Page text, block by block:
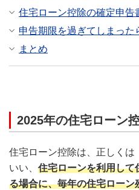
住宅ローン控除の確定申告
申告期限を過ぎてしまった
まとめ
2025年の住宅ローン
住宅ローン控除は、正しくは
いい、 住宅ローンを利用して
る場合に、毎年の住宅ロー